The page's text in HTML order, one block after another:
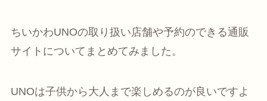
ちいかわUNOの取り扱い店舗や予約のできる通販
サイトについてまとめてみました。
UNOは子供から大人まで楽しめるのが良いですよ